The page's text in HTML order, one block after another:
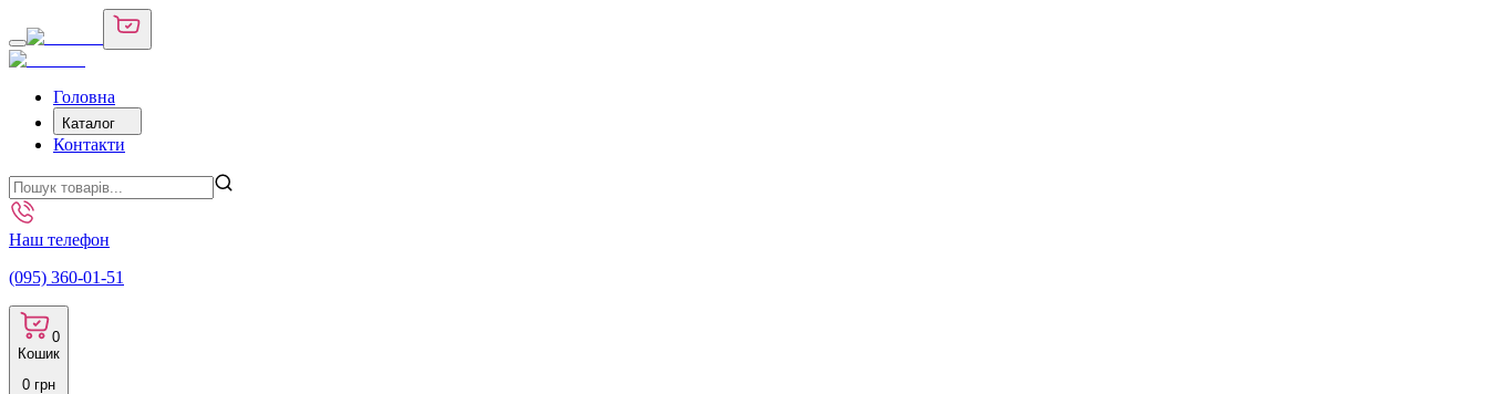
Головна
Каталог
Контакти
Наш телефон
(095) 360-01-51
0
Кошик
0 грн